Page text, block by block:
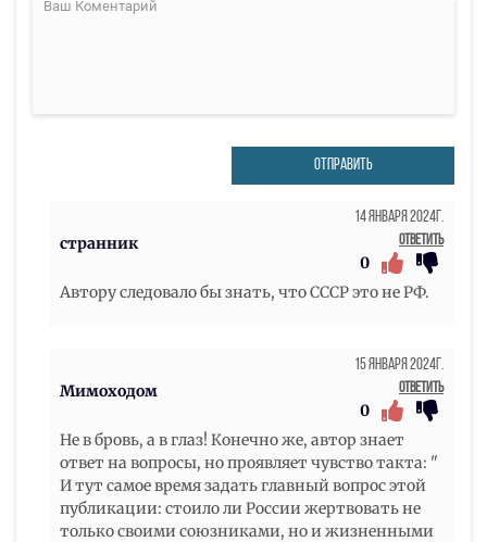
ОТПРАВИТЬ
странник
14 Января 2024г.
Ответить
0
Автору следовало бы знать, что СССР это не РФ.
Мимоходом
15 Января 2024г.
Ответить
0
Не в бровь, а в глаз! Конечно же, автор знает
ответ на вопросы, но проявляет чувство такта: "
И тут самое время задать главный вопрос этой
публикации: стоило ли России жертвовать не
только своими союзниками, но и жизненными